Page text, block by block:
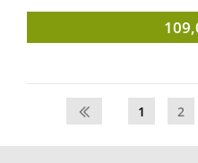
1 2